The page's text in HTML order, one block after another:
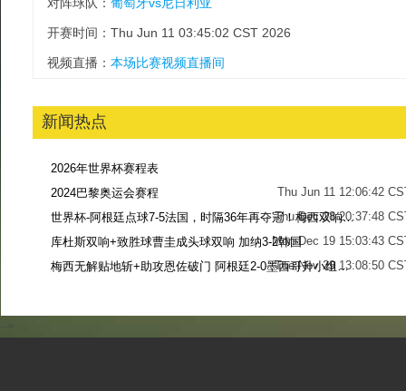
开赛时间：Thu Jun 11 03:45:02 CST 2026
视频直播： 本场比赛视频直播间
新闻热点
2026年世界杯赛程表
Thu Jun 11 12:06:42
2024巴黎奥运会赛程
Thu Dec 28 20:37:48
世界杯-阿根廷点球7-5法国，时隔36年再夺冠！梅西双响姆巴佩戴帽
Mon Dec 19 15:03:43
库杜斯双响+致胜球曹圭成头球双响 加纳3-2韩国
Tue Nov 29 13:08:50
梅西无解贴地斩+助攻恩佐破门 阿根廷2-0墨西哥升小组第二